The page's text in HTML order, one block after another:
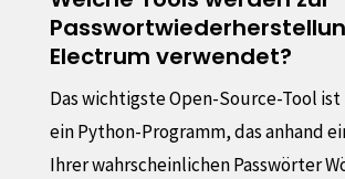
Electrum verwendet?
Das wichtigste Open-Source-Tool ist
ein Python-Programm, das anhand
Ihrer wahrscheinlichen Passwörter